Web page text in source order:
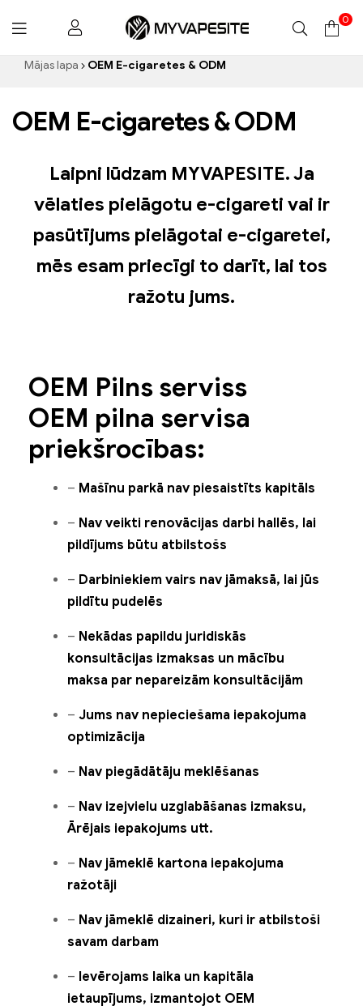
Myvapesite.de
0
Mājas lapa OEM E-cigaretes & ODM
OEM E-cigaretes & ODM
Laipni lūdzam MYVAPESITE. Ja
vēlaties pielāgotu e-cigareti vai ir
pasūtījums pielāgotai e-cigaretei,
mēs esam priecīgi to darīt, lai tos
ražotu jums.
OEM Pilns serviss
OEM pilna servisa
priekšrocības:
– Mašīnu parkā nav piesaistīts kapitāls
– Nav veikti renovācijas darbi hallēs, lai
pildījums būtu atbilstošs
– Darbiniekiem vairs nav jāmaksā, lai jūs
pildītu pudelēs
– Nekādas papildu juridiskās
konsultācijas izmaksas un mācību
maksa par nepareizām konsultācijām
– Jums nav nepieciešama iepakojuma
optimizācija
– Nav piegādātāju meklēšanas
– Nav izejvielu uzglabāšanas izmaksu,
Ārējais iepakojums utt.
– Nav jāmeklē kartona iepakojuma
ražotāji
– Nav jāmeklē dizaineri, kuri ir atbilstoši
savam darbam
– Ievērojams laika un kapitāla
ietaupījums, izmantojot OEM